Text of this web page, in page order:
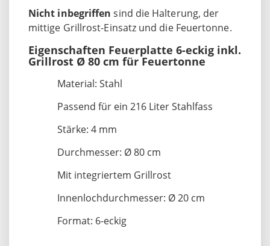
Nicht inbegriffen sind die Halterung, der
mittige Grillrost-Einsatz und die Feuertonne.
Eigenschaften Feuerplatte 6-eckig inkl.
Grillrost Ø 80 cm für Feuertonne
Material: Stahl
Passend für ein 216 Liter Stahlfass
Stärke: 4 mm
Durchmesser: Ø 80 cm
Mit integriertem Grillrost
Innenlochdurchmesser: Ø 20 cm
Format: 6-eckig